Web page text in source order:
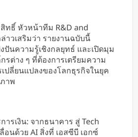
ทธิ์ หัวหน้าทีม R&D and
าวเสริมว่า รายงานฉบับนี้
ปันความรู้เชิงกลยุทธ์ และเปิดมุม
รต่าง ๆ ที่ต้องการเตรียมความ
ปลี่ยนแปลงของโลกธุรกิจในยุค
าพ
รเงิน: จากธนาคาร สู่ Tech
อนด้วย AI สิ่งที่ เอสซีบี เอกซ์